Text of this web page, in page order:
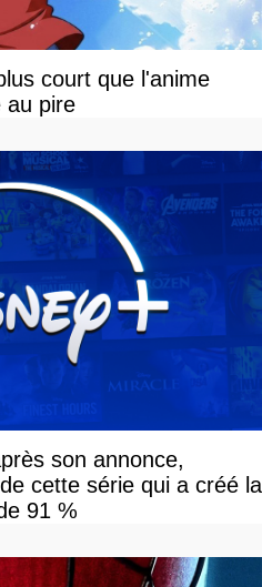
court que l'anime
au pire
son annonce,
cette série qui a créé la
91 %